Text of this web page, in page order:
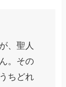
、聖人
。その
ちどれ